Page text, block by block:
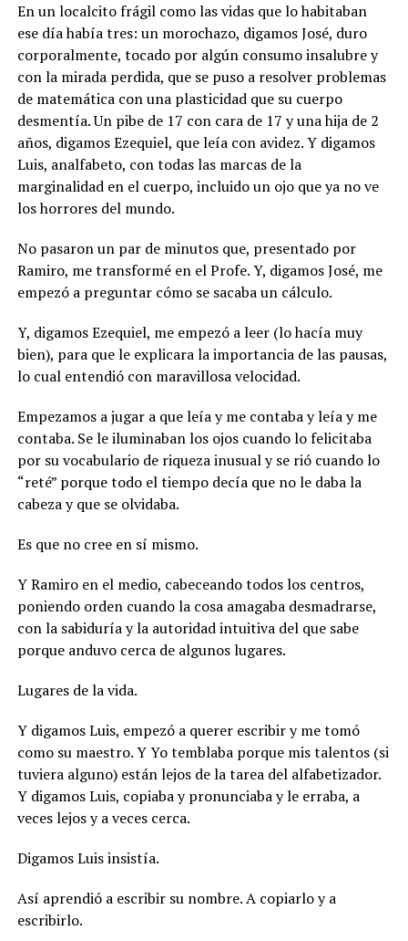
En un localcito frágil como las vidas que lo habitaban
ese día había tres: un morochazo, digamos José, duro
corporalmente, tocado por algún consumo insalubre y
con la mirada perdida, que se puso a resolver problemas
de matemática con una plasticidad que su cuerpo
desmentía. Un pibe de 17 con cara de 17 y una hija de 2
años, digamos Ezequiel, que leía con avidez. Y digamos
Luis, analfabeto, con todas las marcas de la
marginalidad en el cuerpo, incluido un ojo que ya no ve
los horrores del mundo.
No pasaron un par de minutos que, presentado por
Ramiro, me transformé en el Profe. Y, digamos José, me
empezó a preguntar cómo se sacaba un cálculo.
Y, digamos Ezequiel, me empezó a leer (lo hacía muy
bien), para que le explicara la importancia de las pausas,
lo cual entendió con maravillosa velocidad.
Empezamos a jugar a que leía y me contaba y leía y me
contaba. Se le iluminaban los ojos cuando lo felicitaba
por su vocabulario de riqueza inusual y se rió cuando lo
“reté” porque todo el tiempo decía que no le daba la
cabeza y que se olvidaba.
Es que no cree en sí mismo.
Y Ramiro en el medio, cabeceando todos los centros,
poniendo orden cuando la cosa amagaba desmadrarse,
con la sabiduría y la autoridad intuitiva del que sabe
porque anduvo cerca de algunos lugares.
Lugares de la vida.
Y digamos Luis, empezó a querer escribir y me tomó
como su maestro. Y Yo temblaba porque mis talentos (si
tuviera alguno) están lejos de la tarea del alfabetizador.
Y digamos Luis, copiaba y pronunciaba y le erraba, a
veces lejos y a veces cerca.
Digamos Luis insistía.
Así aprendió a escribir su nombre. A copiarlo y a
escribirlo.